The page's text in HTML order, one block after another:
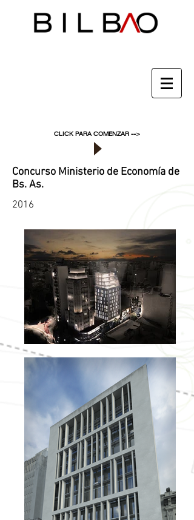
CLICK PARA COMENZAR -->
Concurso Ministerio de Economía de
Bs. As.
2016